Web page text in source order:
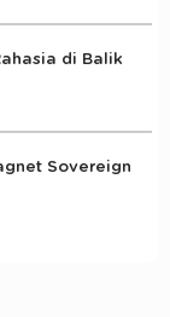
di Balik
Sovereign